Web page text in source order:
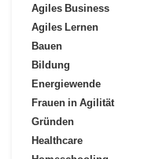
Agiles Business
Agiles Lernen
Bauen
Bildung
Energiewende
Frauen in Agilität
Gründen
Healthcare